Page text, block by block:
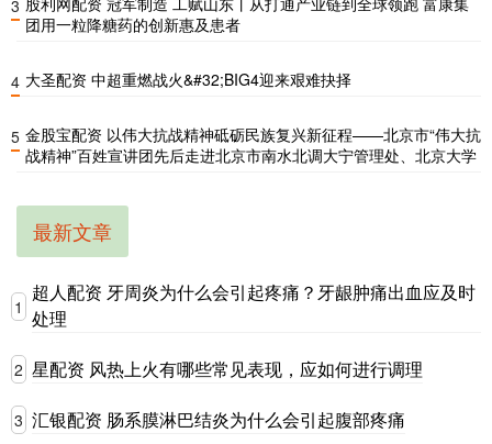
3
团用一粒降糖药的创新惠及患者
4 大圣配资 中超重燃战火&#32;BIG4迎来艰难抉择
5 金股宝配资 以伟大抗战精神砥砺民族复兴新征程——北京市“伟大抗
战精神”百姓宣讲团先后走进北京市南水北调大宁管理处、北京大学
最新文章
1
超人配资 牙周炎为什么会引起疼痛？牙龈肿痛出血应及时
处理
2 星配资 风热上火有哪些常见表现，应如何进行调理
3 汇银配资 肠系膜淋巴结炎为什么会引起腹部疼痛